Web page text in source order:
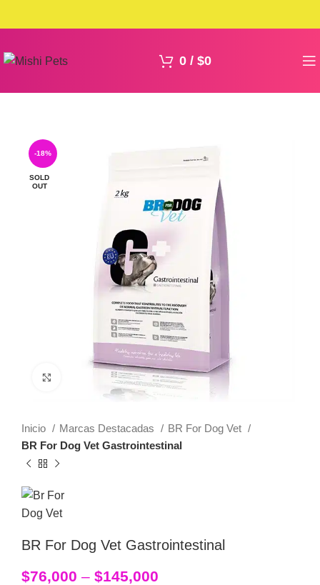
0 / $0
-18%
SOLD
OUT
Click to enlarge
Inicio Marcas Destacadas
BR For Dog Vet
BR For Dog Vet Gastrointestinal
BR For Dog Vet Gastrointestinal
$76,000 – $145,000